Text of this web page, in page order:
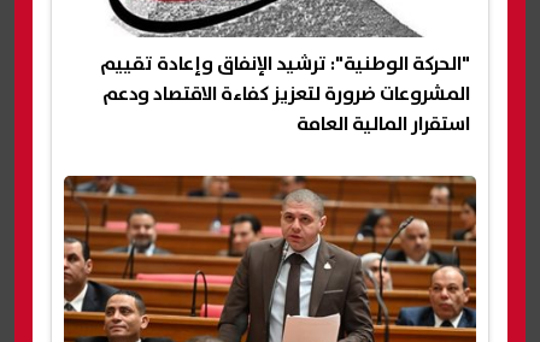
"الحركة الوطنية": ترشيد الإنفاق وإعادة تقييم
المشروعات ضرورة لتعزيز كفاءة الاقتصاد ودعم
استقرار المالية العامة